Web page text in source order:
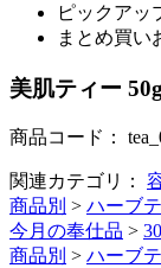
ピックアッ
まとめ買い
美肌ティー
商品コード：
関連カテゴリ：
商品別 > ハーブ
今月の奉仕品 >
商品別 > ハーブ